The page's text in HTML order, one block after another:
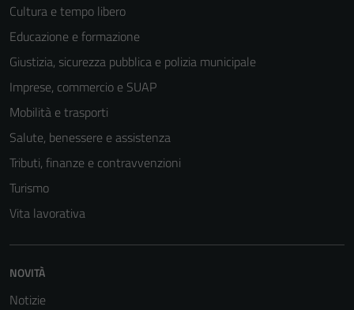
Cultura e tempo libero
Educazione e formazione
Giustizia, sicurezza pubblica e polizia municipale
Imprese, commercio e SUAP
Mobilità e trasporti
Salute, benessere e assistenza
Tributi, finanze e contravvenzioni
Turismo
Vita lavorativa
NOVITÀ
Notizie
Questi cookie